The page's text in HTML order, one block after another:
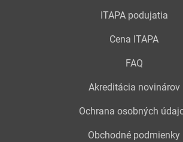
ITAPA podujatia
Cena ITAPA
FAQ
Akreditácia novinárov
Ochrana osobných
Obchodné podmienky